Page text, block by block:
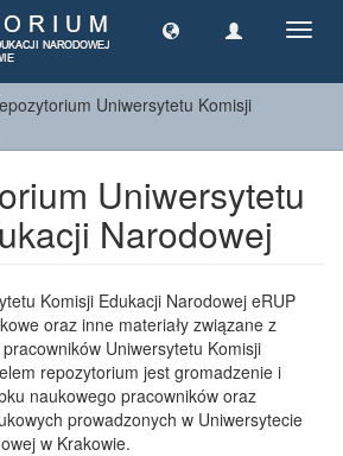
Uniwersytetu Komisji
Uniwersytetu
Narodowej
Komisji Edukacji Narodowej eRUP
oraz inne materiały związane z
Uniwersytetu Komisji
repozytorium jest gromadzenie i
naukowego pracowników oraz
prowadzonych w Uniwersytecie
w Krakowie.